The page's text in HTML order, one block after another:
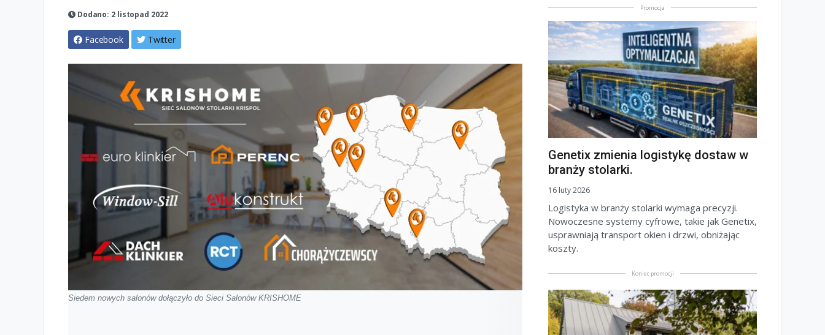
Dodano: 2 listopad 2022
Facebook Twitter
Siedem nowych salonów dołączyło do Sieci Salonów KRISHOME
Promocja
Genetix zmienia logistykę dostaw w
branży stolarki.
16 luty 2026
Logistyka w branży stolarki wymaga precyzji.
Nowoczesne systemy cyfrowe, takie jak Genetix,
usprawniają transport okien i drzwi, obniżając
koszty.
Koniec promocji